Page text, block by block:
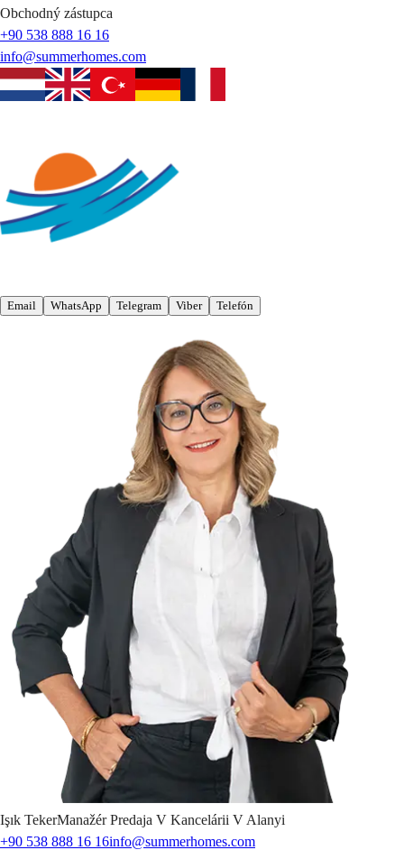
Obchodný zástupca
+90 538 888 16 16
info@summerhomes.com
Email WhatsApp Telegram Viber Telefón
Işık TekerManažér Predaja V Kancelárii V Alanyi
+90 538 888 16 16info@summerhomes.com